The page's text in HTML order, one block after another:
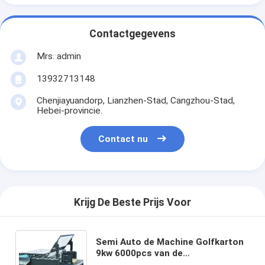
Contactgegevens
Mrs. admin
13932713148
Chenjiayuandorp, Lianzhen-Stad, Cangzhou-Stad,
Hebei-provincie.
Contact nu
Krijg De Beste Prijs Voor
Semi Auto de Machine Golfkarton
9kw 6000pcs van de